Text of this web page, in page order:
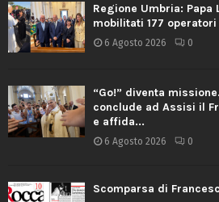
Regione Umbria: Papa
mobilitati 177
6 Agosto 2026 0
“Go!” diventa
conclude ad Assisi il
e affida...
6 Agosto 2026 0
Scomparsa di